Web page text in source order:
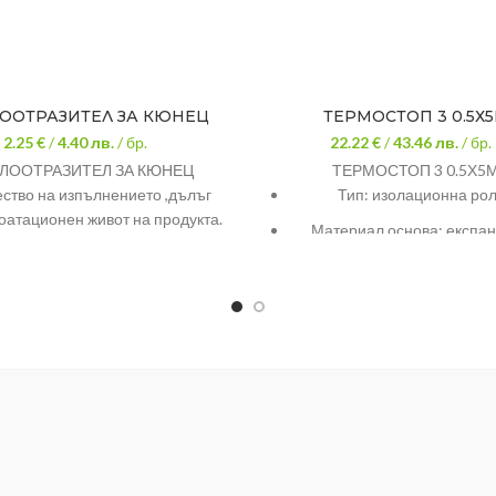
ЗА КЮНЕЦ
2.25 €/4.40лв. / бр.
ЗА КЮНЕЦ
на изпълнението ,дълъг
живот на продукта.
ТЕРМОСТОП 3
22.22 €/43.46лв. / бр.
ТЕРМОСТОП 3
Тип: изолационна
Материал основа: